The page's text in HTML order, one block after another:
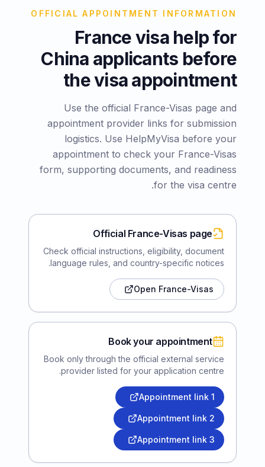
OFFICIAL APPOINTMENT INFORMATION
France visa help for
China applicants before
the visa appointment
Use the official France-Visas page and
appointment provider links for submission
logistics. Use HelpMyVisa before your
appointment to check your France-Visas
form, supporting documents, and readiness
for the visa centre.
Official France-Visas page
Check official instructions, eligibility, document
language rules, and country-specific notices.
Open France-Visas
Book your appointment
Book only through the official external service
provider listed for your application centre.
Appointment link 1
Appointment link 2
Appointment link 3